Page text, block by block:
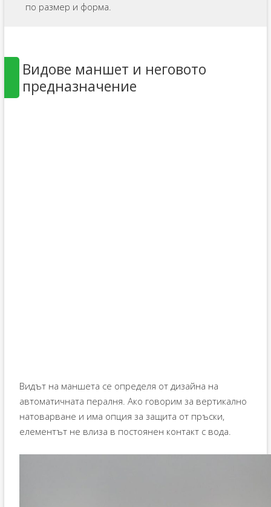
по размер и форма.
Видове маншет и неговото
предназначение
Видът на маншета се определя от дизайна на
автоматичната пералня. Ако говорим за вертикално
натоварване и има опция за защита от пръски,
елементът не влиза в постоянен контакт с вода.